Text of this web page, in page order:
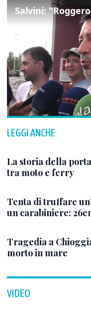
LEGGI ANCHE
La storia della
tra moto e ferry
Tenta di truffare
un carabiniere:
Tragedia a
morto in mare
VIDEO